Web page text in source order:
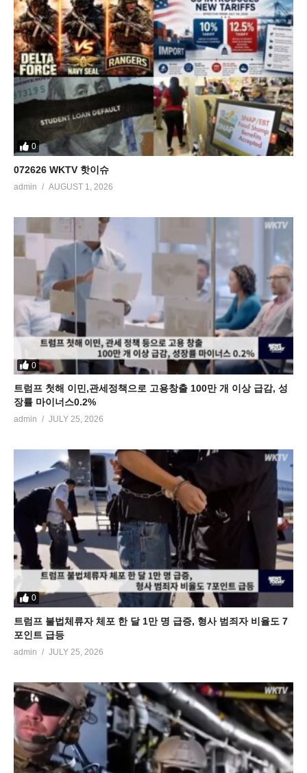
0
072626 WKTV 핫이슈
admin AUGUST 1, 2026
0
트럼프 첫해 이민,관세정책으로 고용창출 100만 개 이상 급감, 성
장률 마이너스0.2%
admin JULY 25, 2026
0
트럼프 불법체류자 체포 한 달 1만 명 급증, 형사 범죄자 비율도 7
포인트 급등
admin JULY 25, 2026